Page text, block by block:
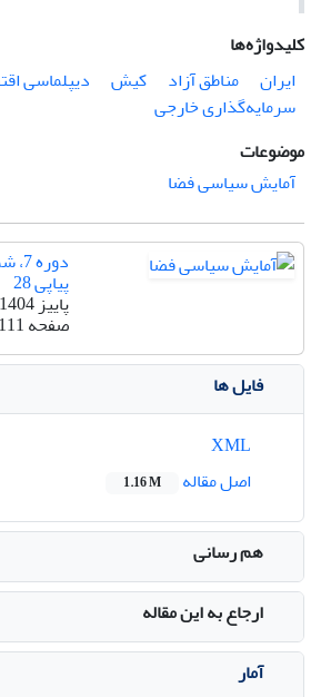
کلیدواژه‌ها
ایران
مناطق آزاد کیش دیپلماسی
سرمایه‌گذاری خارجی
موضوعات
آمایش سیاسی فضا
پیاپی 28
پاییز 1404
صفحه
فایل ها
اصل مقاله
1.16 M
هم رسانی
ارجاع به این مقاله
آمار